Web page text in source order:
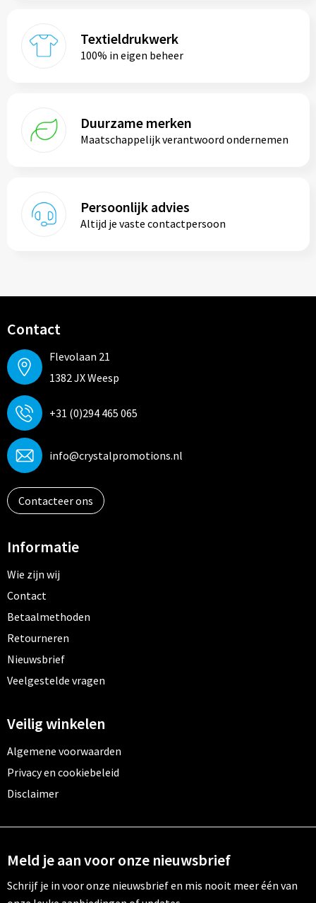
Textieldrukwerk
100% in eigen beheer
Duurzame merken
Maatschappelijk verantwoord ondernemen
Persoonlijk advies
Altijd je vaste contactpersoon
Contact
Flevolaan 21
1382 JX Weesp
+31 (0)294 465 065
info@crystalpromotions.nl
Contacteer ons
Informatie
Wie zijn wij
Contact
Betaalmethoden
Retourneren
Nieuwsbrief
Veelgestelde vragen
Veilig winkelen
Algemene voorwaarden
Privacy en cookiebeleid
Disclaimer
Meld je aan voor onze nieuwsbrief
Schrijf je in voor onze nieuwsbrief en mis nooit meer één van